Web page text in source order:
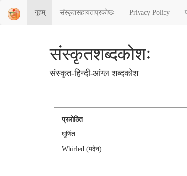
गृहम् संस्‍कृतसहायताप्रकोष्‍ठः Privacy Policy
संस्‍कृतशब्‍दकोशः
संस्‍कृत-हिन्दी-आंग्ल शब्दकोश
प्रलोठित
घूर्णित
Whirled (मदेन)